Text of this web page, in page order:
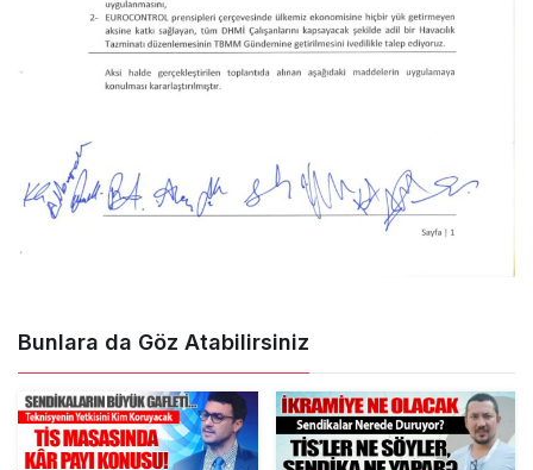
Bunlara da Göz Atabilirsiniz